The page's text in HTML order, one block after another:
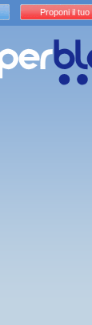
Proponi il tuo